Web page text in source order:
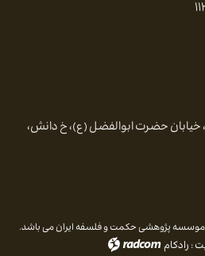
خیابان حضرت ابوالفضل (ع)، خ دانش،
پژوهشی حکمت و فلسفه ایران می باشد.
: رادکام radcom